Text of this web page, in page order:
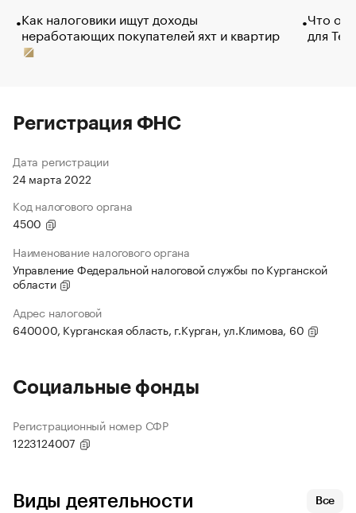
Как налоговики ищут доходы
неработающих покупателей яхт и квартир
Что
для
Регистрация ФНС
Дата регистрации
24 марта 2022
Код налогового органа
4500
Наименование налогового органа
Управление Федеральной налоговой службы по Курганской
области
Адрес налоговой
640000, Курганская область, г.Курган, ул.Климова, 60
Социальные фонды
Регистрационный номер СФР
1223124007
Виды деятельности Все